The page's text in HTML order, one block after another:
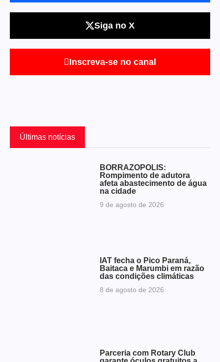
Siga no X
Inscreva-se no canal
Últimas notícias
BORRAZÓPOLIS:
Rompimento de adutora
afeta abastecimento de água
na cidade
9 de agosto de 2026
IAT fecha o Pico Paraná,
Baitaca e Marumbi em razão
das condições climáticas
8 de agosto de 2026
Parceria com Rotary Club